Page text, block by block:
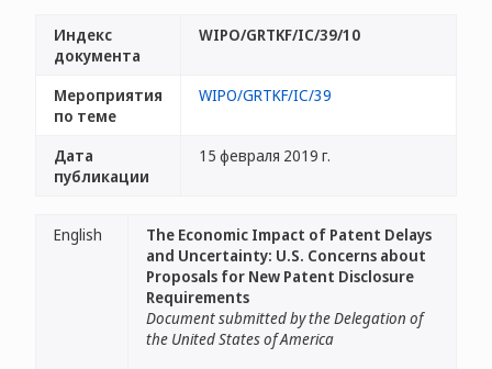
Индекс
документа
WIPO/GRTKF/IC/39/10
Мероприятия
по теме
WIPO/GRTKF/IC/39
Дата
публикации
15 февраля 2019 г.
English
The Economic Impact of Patent Delays
and Uncertainty: U.S. Concerns about
Proposals for New Patent Disclosure
Requirements
Document submitted by the Delegation of
the United States of America